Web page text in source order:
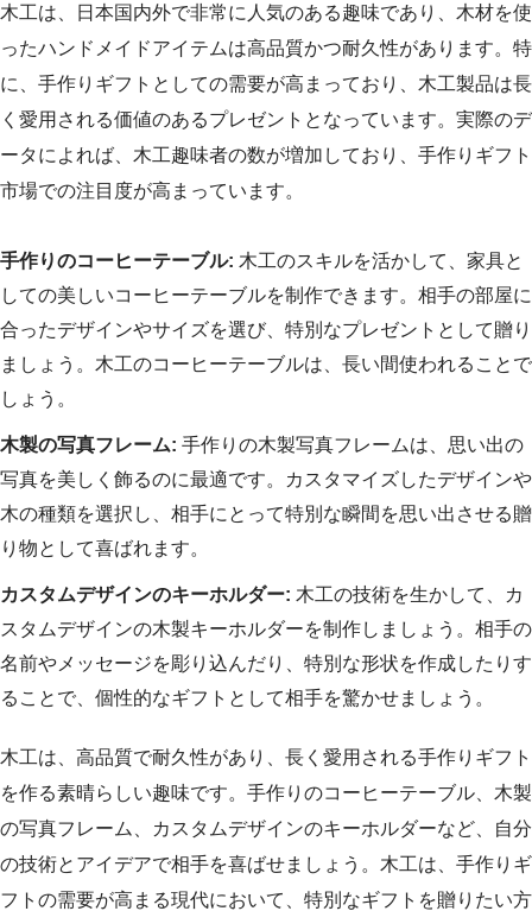
木工は、日本国内外で非常に人気のある趣味であり、木材を使
ったハンドメイドアイテムは高品質かつ耐久性があります。特
に、手作りギフトとしての需要が高まっており、木工製品は長
く愛用される価値のあるプレゼントとなっています。実際のデ
ータによれば、木工趣味者の数が増加しており、手作りギフト
市場での注目度が高まっています。
手作りのコーヒーテーブル: 木工のスキルを活かして、家具と
しての美しいコーヒーテーブルを制作できます。相手の部屋に
合ったデザインやサイズを選び、特別なプレゼントとして贈り
ましょう。木工のコーヒーテーブルは、長い間使われることで
しょう。
木製の写真フレーム: 手作りの木製写真フレームは、思い出の
写真を美しく飾るのに最適です。カスタマイズしたデザインや
木の種類を選択し、相手にとって特別な瞬間を思い出させる贈
り物として喜ばれます。
カスタムデザインのキーホルダー: 木工の技術を生かして、カ
スタムデザインの木製キーホルダーを制作しましょう。相手の
名前やメッセージを彫り込んだり、特別な形状を作成したりす
ることで、個性的なギフトとして相手を驚かせましょう。
木工は、高品質で耐久性があり、長く愛用される手作りギフト
を作る素晴らしい趣味です。手作りのコーヒーテーブル、木製
の写真フレーム、カスタムデザインのキーホルダーなど、自分
の技術とアイデアで相手を喜ばせましょう。木工は、手作りギ
フトの需要が高まる現代において、特別なギフトを贈りたい方